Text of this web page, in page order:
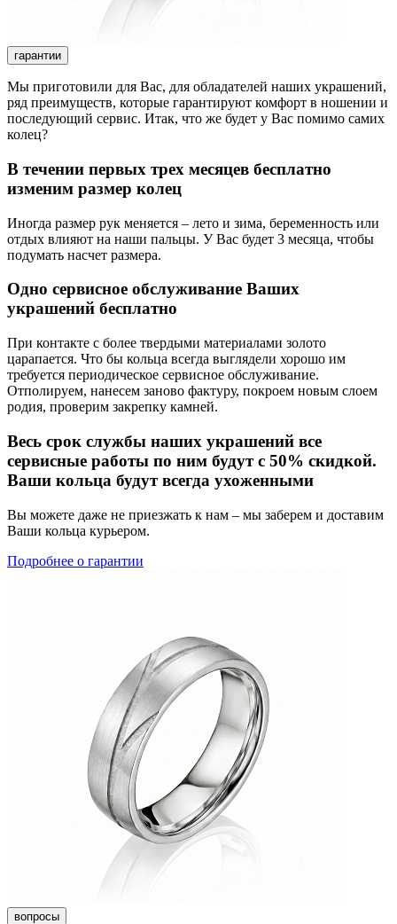
гарантии
Мы приготовили для Вас, для обладателей наших украшений,
ряд преимуществ, которые гарантируют комфорт в ношении и
последующий сервис. Итак, что же будет у Вас помимо самих
колец?
В течении первых трех месяцев бесплатно
изменим размер колец
Иногда размер рук меняется – лето и зима, беременность или
отдых влияют на наши пальцы. У Вас будет 3 месяца, чтобы
подумать насчет размера.
Одно сервисное обслуживание Ваших
украшений бесплатно
При контакте с более твердыми материалами золото
царапается. Что бы кольца всегда выглядели хорошо им
требуется периодическое сервисное обслуживание.
Отполируем, нанесем заново фактуру, покроем новым слоем
родия, проверим закрепку камней.
Весь срок службы наших украшений все
сервисные работы по ним будут с 50% скидкой.
Ваши кольца будут всегда ухоженными
Вы можете даже не приезжать к нам – мы заберем и доставим
Ваши кольца курьером.
Подробнее о гарантии
вопросы